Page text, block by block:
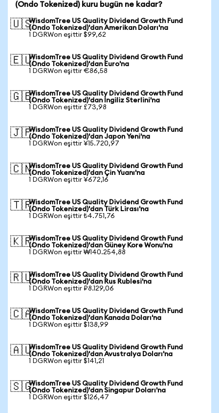
(Ondo Tokenized) kuru bugün ne kadar?
🇺🇸WisdomTree US Quality Dividend Growth Fund
(Ondo Tokenized)'dan Amerikan Doları'na
1 DGRWon eşittir $99,62
🇪🇺WisdomTree US Quality Dividend Growth Fund
(Ondo Tokenized)'dan Euro'na
1 DGRWon eşittir €86,58
🇬🇧WisdomTree US Quality Dividend Growth Fund
(Ondo Tokenized)'dan İngiliz Sterlini'na
1 DGRWon eşittir £73,98
🇯🇵WisdomTree US Quality Dividend Growth Fund
(Ondo Tokenized)'dan Japon Yeni'na
1 DGRWon eşittir ¥15.720,97
🇨🇳WisdomTree US Quality Dividend Growth Fund
(Ondo Tokenized)'dan Çin Yuanı'na
1 DGRWon eşittir ¥672,16
🇹🇷WisdomTree US Quality Dividend Growth Fund
(Ondo Tokenized)'dan Türk Lirası'na
1 DGRWon eşittir ₺4.751,76
🇰🇷WisdomTree US Quality Dividend Growth Fund
(Ondo Tokenized)'dan Güney Kore Wonu'na
1 DGRWon eşittir ₩140.254,88
🇷🇺WisdomTree US Quality Dividend Growth Fund
(Ondo Tokenized)'dan Rus Rublesi'na
1 DGRWon eşittir ₽8.129,06
🇨🇦WisdomTree US Quality Dividend Growth Fund
(Ondo Tokenized)'dan Kanada Doları'na
1 DGRWon eşittir $138,99
🇦🇺WisdomTree US Quality Dividend Growth Fund
(Ondo Tokenized)'dan Avustralya Doları'na
1 DGRWon eşittir $141,21
🇸🇬WisdomTree US Quality Dividend Growth Fund
(Ondo Tokenized)'dan Singapur Doları'na
1 DGRWon eşittir $126,47